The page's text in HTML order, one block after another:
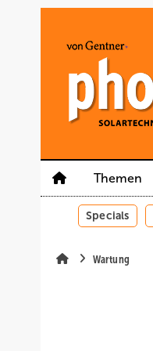
Themen
Specials
Wartung